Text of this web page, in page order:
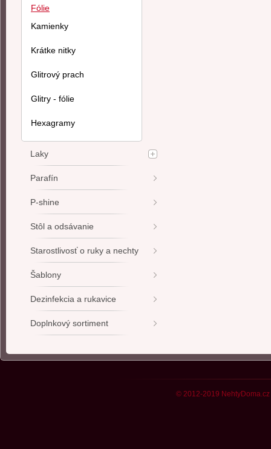
Fólie
Kamienky
Krátke nitky
Glitrový prach
Glitry - fólie
Hexagramy
Laky
Parafín
P-shine
Stôl a odsávanie
Starostlivosť o ruky a nechty
Šablony
Dezinfekcia a rukavice
Doplnkový sortiment
© 2012-2019